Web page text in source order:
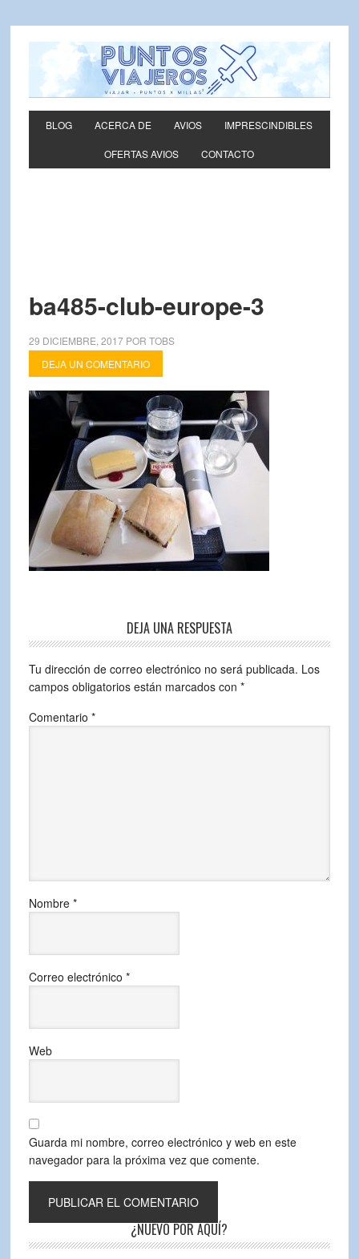
BLOG ACERCA DE AVIOS IMPRESCINDIBLES
OFERTAS AVIOS CONTACTO
ba485-club-europe-3
29 DICIEMBRE, 2017POR TOBS
DEJA UN COMENTARIO
DEJA UNA RESPUESTA
Tu dirección de correo electrónico no será publicada. Los
campos obligatorios están marcados con *
Comentario *
Nombre *
Correo electrónico *
Web
Guarda mi nombre, correo electrónico y web en este
navegador para la próxima vez que comente.
¿NUEVO POR AQUÍ?